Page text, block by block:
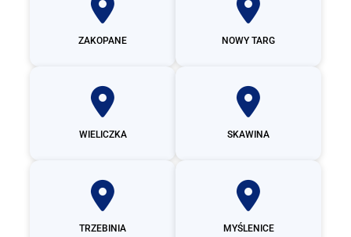
ZAKOPANE NOWY TARG
WIELICZKA SKAWINA
TRZEBINIA MYŚLENICE